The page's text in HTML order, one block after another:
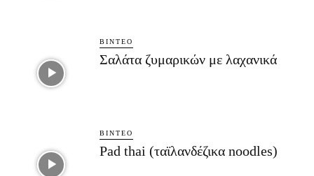
ΒΊΝΤΕΟ
Σαλάτα ζυμαρικών με λαχανικά
ΒΊΝΤΕΟ
Pad thai (ταϊλανδέζικα noodles)